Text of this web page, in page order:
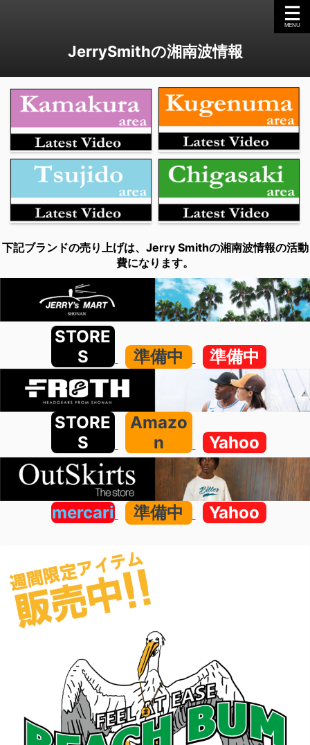
JerrySmithの湘南波情報
下記ブランドの売り上げは、Jerry Smithの湘南波情報の活動
費になります。
STORE
S
準備中 準備中
STORE
S
Amazo
n
Yahoo
mercari 準備中 Yahoo